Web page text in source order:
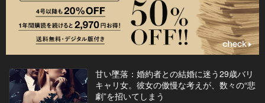
甘い墜落：婚約者との結婚に迷う29歳バリ
キャリ女。彼女の傲慢な考えが、数々の“悲
劇”を招いてしまう